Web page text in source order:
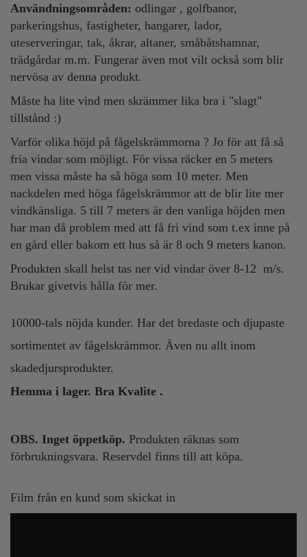
Användningsområden: odlingar , golfbanor,
parkeringshus, fastigheter, hangarer, lador,
uteserveringar, tak, åkrar, altaner, småbåtshamnar,
trädgårdar m.m. Fungerar även mot vilt också som blir
nervösa av denna produkt.
Måste ha lite vind men skrämmer lika bra i "slagt"
tillstånd :)
Varför olika höjd på fågelskrämmorna ? Jo för att få så
fria vindar som möjligt. För vissa räcker en 5 meters
men vissa måste ha så höga som 10 meter. Men
nackdelen med höga fågelskrämmor att de blir lite mer
vindkänsliga. 5 till 7 meters är den vanliga höjden men
har man då problem med att få fri vind som t.ex inne på
en gård eller bakom ett hus så är 8 och 9 meters kanon.
Produkten skall helst tas ner vid vindar över 8-12 m/s.
Brukar givetvis hålla för mer.
10000-tals nöjda kunder. Har det bredaste och djupaste
sortimentet av fågelskrämmor. Även nu allt inom
skadedjursprodukter.
Hemma i lager. Bra Kvalite .
OBS. Inget öppetköp. Produkten räknas som
förbrukningsvara. Reservdel finns till att köpa.
Film från en kund som skickat in